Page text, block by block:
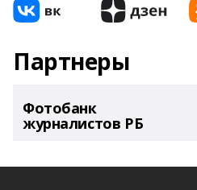
Партнеры
Фотобанк
журналистов РБ